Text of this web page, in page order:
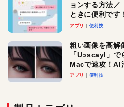
ョンする方法／
ときに便利です！
アプリ 便利技
粗い画像を高解
「Upscayl」で
Macで速攻！AI
アプリ 便利技